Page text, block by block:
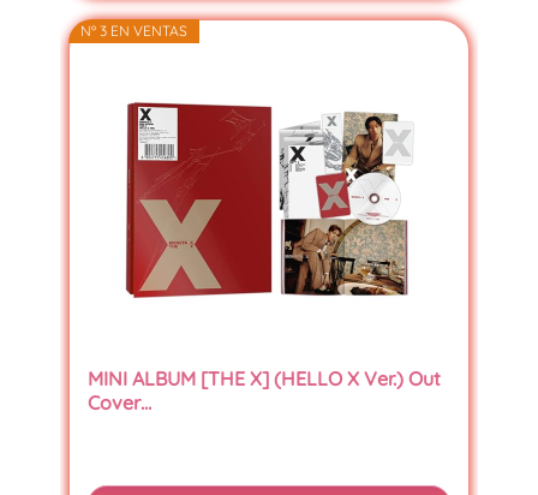
Nº 3 EN VENTAS
MINI ALBUM [THE X] (HELLO X Ver.) Out
Cover…